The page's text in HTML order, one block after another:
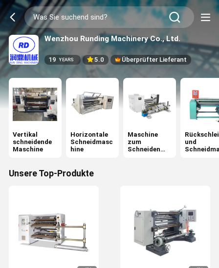
Wenzhou Runding Machinery Co., Ltd.
19 YEARS 5.0 Überprüfter Lieferant
Vertikal
schneidende
Maschine
Horizontale
Schneidmasc
hine
Maschine
zum
Schneiden
und
Unsere Top-Produkte